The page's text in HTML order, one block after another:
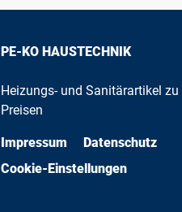
PE-KO HAUSTECHNIK
Heizungs- und Sanitärartikel
Preisen
Impressum
Datenschutz
Cookie-Einstellungen